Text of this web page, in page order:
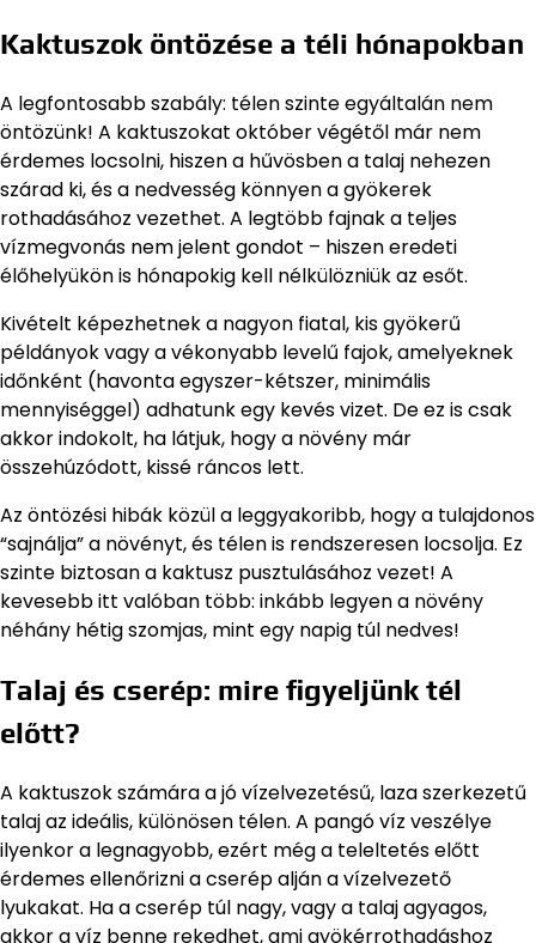
Kaktuszok öntözése a téli hónapokban
A legfontosabb szabály: télen szinte egyáltalán nem
öntözünk! A kaktuszokat október végétől már nem
érdemes locsolni, hiszen a hűvösben a talaj nehezen
szárad ki, és a nedvesség könnyen a gyökerek
rothadásához vezethet. A legtöbb fajnak a teljes
vízmegvonás nem jelent gondot – hiszen eredeti
élőhelyükön is hónapokig kell nélkülözniük az esőt.
Kivételt képezhetnek a nagyon fiatal, kis gyökerű
példányok vagy a vékonyabb levelű fajok, amelyeknek
időnként (havonta egyszer-kétszer, minimális
mennyiséggel) adhatunk egy kevés vizet. De ez is csak
akkor indokolt, ha látjuk, hogy a növény már
összehúzódott, kissé ráncos lett.
Az öntözési hibák közül a leggyakoribb, hogy a tulajdonos
“sajnálja” a növényt, és télen is rendszeresen locsolja. Ez
szinte biztosan a kaktusz pusztulásához vezet! A
kevesebb itt valóban több: inkább legyen a növény
néhány hétig szomjas, mint egy napig túl nedves!
Talaj és cserép: mire figyeljünk tél
előtt?
A kaktuszok számára a jó vízelvezetésű, laza szerkezetű
talaj az ideális, különösen télen. A pangó víz veszélye
ilyenkor a legnagyobb, ezért még a teleltetés előtt
érdemes ellenőrizni a cserép alján a vízelvezető
lyukakat. Ha a cserép túl nagy, vagy a talaj agyagos,
akkor a víz benne rekedhet, ami gyökérrothadáshoz